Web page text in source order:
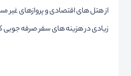
از هتل های اقتصادی و پروازهای غیر
زیادی در هزینه های سفر صرفه جویی